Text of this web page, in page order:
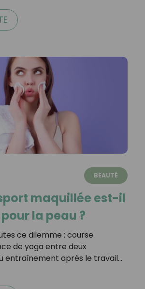
BEAUTÉ
maquillée est-il
la peau ?
ce dilemme : course
de yoga entre deux
entraînement après le travail…